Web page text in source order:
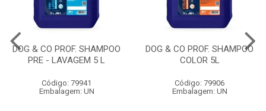
DOG & CO PROF. SHAMPOO
PRE - LAVAGEM 5 L
Código: 79941
Embalagem: UN
DOG & CO PROF. SHAMPOO
COLOR 5L
Código: 79906
Embalagem: UN